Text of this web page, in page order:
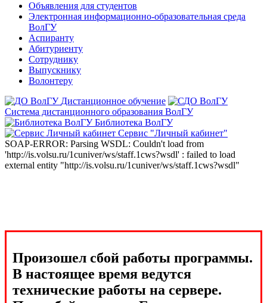
Объявления для студентов
Электронная информационно-образовательная среда
ВолГУ
Аспиранту
Абитуриенту
Сотруднику
Выпускнику
Волонтеру
Дистанционное обучение
Система дистанционного образования ВолГУ
Библиотека ВолГУ
Сервис "Личный кабинет"
SOAP-ERROR: Parsing WSDL: Couldn't load from
'http://is.volsu.ru/1cuniver/ws/staff.1cws?wsdl' : failed to load
external entity "http://is.volsu.ru/1cuniver/ws/staff.1cws?wsdl"
Произошел сбой работы программы.
В настоящее время ведутся
технические работы на сервере.